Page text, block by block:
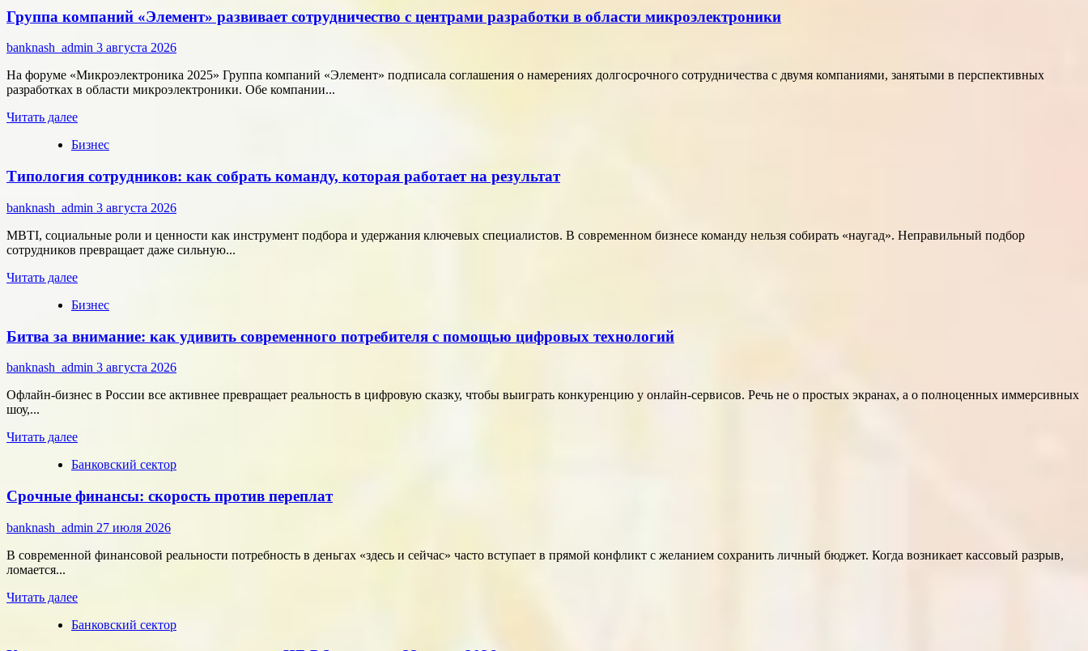
цифровые
меняют
к
онлайн-
Группа компаний «Элемент» развивает сотрудничество с центрами разработки в области микроэлектроники
banknash_admin 3 августа 2026
На форуме «Микроэлектроника 2025» Группа компаний «Элемент» подписала соглашения о намерениях долгосрочного сотрудничества с двумя компаниями, занятыми в перспективных
разработках в области микроэлектроники. Обе компании...
Читать далееПрочитать
о
компаний
«Элемент»
развивает
сотрудничество
с
центрами
в
микроэлектроники
Бизнес
Типология сотрудников: как собрать команду, которая работает на результат
banknash_admin 3 августа 2026
MBTI, социальные роли и ценности как инструмент подбора и удержания ключевых специалистов. В современном бизнесе команду нельзя собирать «наугад». Неправильный подбор
сотрудников превращает даже сильную...
Читать далееПрочитать
о
сотрудников:
собрать
команду,
которая
результат
Бизнес
Битва за внимание: как удивить современного потребителя с помощью цифровых технологий
banknash_admin 3 августа 2026
Офлайн-бизнес в России все активнее превращает реальность в цифровую сказку, чтобы выиграть конкуренцию у онлайн-сервисов. Речь не о простых экранах, а о полноценных иммерсивных
шоу,...
Читать далееПрочитать
о
за
внимание:
как
удивить
современного
помощью
технологий
Банковский сектор
Срочные финансы: скорость против переплат
banknash_admin 27 июля 2026
В современной финансовой реальности потребность в деньгах «здесь и сейчас» часто вступает в прямой конфликт с желанием сохранить личный бюджет. Когда возникает кассовый разрыв,
ломается...
Читать далееПрочитать
о
Банковский сектор